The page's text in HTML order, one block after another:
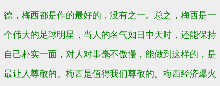
德，梅西都是作的最好的，没有之一。 总之 ，梅西是一
个伟大的足球明星，当人的名气如日中天时，还能保持
自己朴实一面，对人对事毫不傲慢，能做到这样的，是
最让人尊敬的。梅西是值得我们尊敬的。 梅西经济爆火